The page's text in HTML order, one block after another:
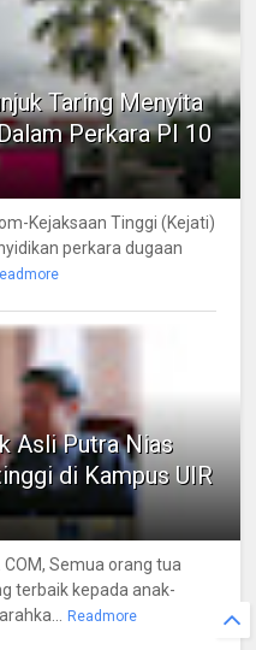
Taring Menyita
Perkara PI 10
Kejaksaan Tinggi (Kejati)
perkara dugaan
Asli Putra Nias
di Kampus UIR
COM, Semua orang tua
terbaik kepada anak-
Readmore